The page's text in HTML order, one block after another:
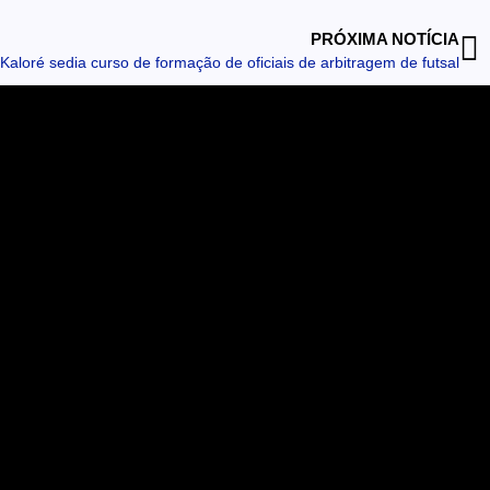
PRÓXIMA NOTÍCIA
Kaloré sedia curso de formação de oficiais de arbitragem de futsal